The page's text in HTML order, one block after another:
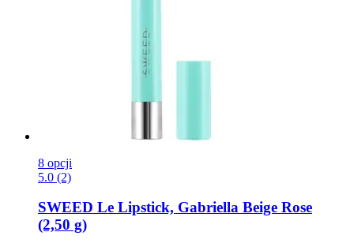
8 opcji
5.0 (2)
SWEED Le Lipstick, Gabriella Beige Rose
(2,50 g)